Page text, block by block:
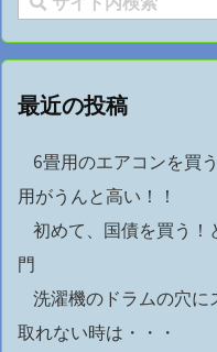
最近の投稿
6畳用のエアコンを買
用がうんと高い！！
初めて、国債を買う
門
洗濯機のドラムの穴に
取れない時は・・・